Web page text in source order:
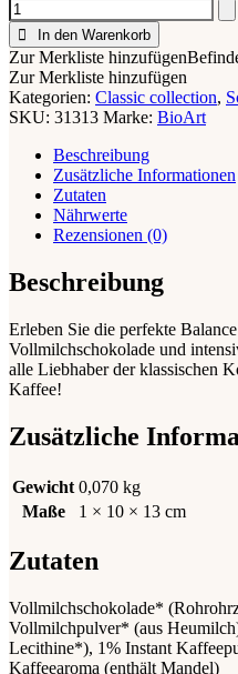
In den Warenkorb
Zur Merkliste hinzufügen
Zur Merkliste hinzufügen
Kategorien: Classic collection,
SKU: 31313 Marke: BioArt
Beschreibung
Zusätzliche Informationen
Zutaten
Nährwerte
Rezensionen (0)
Beschreibung
Erleben Sie die perfekte
Vollmilchschokolade und
alle Liebhaber der klassischen
Kaffee!
Zusätzliche
Gewicht 0,070 kg
Maße
1 × 10 × 13 cm
Zutaten
Vollmilchschokolade*
Vollmilchpulver* (aus Heumilch
Lecithine*), 1% Instant
Kaffeearoma (enthält Mandel)